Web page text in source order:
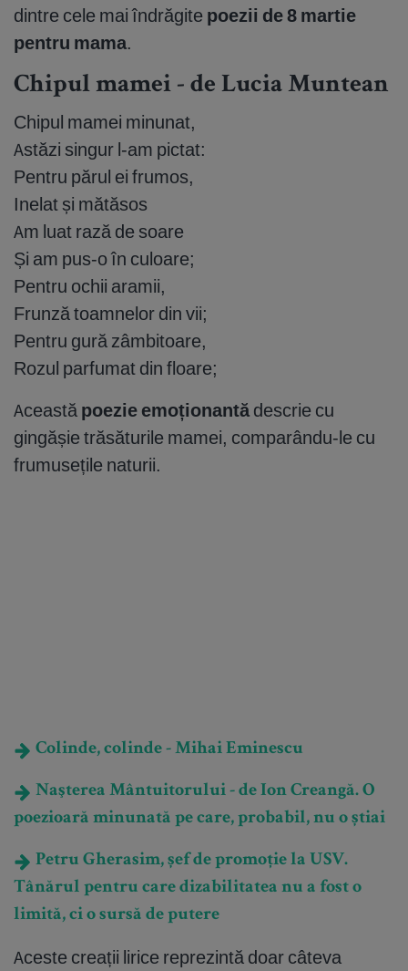
dintre cele mai îndrăgite poezii de 8 martie
pentru mama.
Chipul mamei - de Lucia Muntean
Chipul mamei minunat,
Astăzi singur l-am pictat:
Pentru părul ei frumos,
Inelat și mătăsos
Am luat rază de soare
Și am pus-o în culoare;
Pentru ochii aramii,
Frunză toamnelor din vii;
Pentru gură zâmbitoare,
Rozul parfumat din floare;
Această poezie emoționantă descrie cu
gingășie trăsăturile mamei, comparându-le cu
frumusețile naturii.
Colinde, colinde - Mihai Eminescu
Naşterea Mântuitorului - de Ion Creangă. O
poezioară minunată pe care, probabil, nu o știai
Petru Gherasim, șef de promoție la USV.
Tânărul pentru care dizabilitatea nu a fost o
limită, ci o sursă de putere
Aceste creații lirice reprezintă doar câteva